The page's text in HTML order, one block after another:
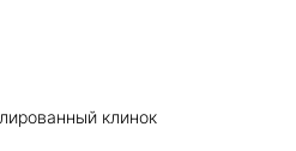
клинок